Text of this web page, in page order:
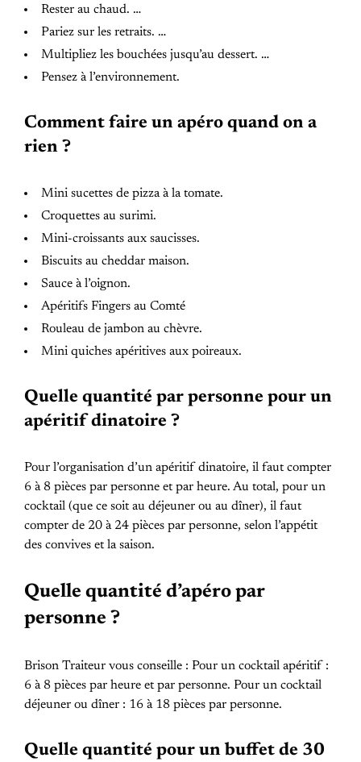
Rester au chaud. …
Pariez sur les retraits. …
Multipliez les bouchées jusqu’au dessert. …
Pensez à l’environnement.
Comment faire un apéro quand on a
rien ?
Mini sucettes de pizza à la tomate.
Croquettes au surimi.
Mini-croissants aux saucisses.
Biscuits au cheddar maison.
Sauce à l’oignon.
Apéritifs Fingers au Comté
Rouleau de jambon au chèvre.
Mini quiches apéritives aux poireaux.
Quelle quantité par personne pour un
apéritif dinatoire ?
Pour l’organisation d’un apéritif dinatoire, il faut compter
6 à 8 pièces par personne et par heure. Au total, pour un
cocktail (que ce soit au déjeuner ou au dîner), il faut
compter de 20 à 24 pièces par personne, selon l’appétit
des convives et la saison.
Quelle quantité d’apéro par
personne ?
Brison Traiteur vous conseille : Pour un cocktail apéritif :
6 à 8 pièces par heure et par personne. Pour un cocktail
déjeuner ou dîner : 16 à 18 pièces par personne.
Quelle quantité pour un buffet de 30